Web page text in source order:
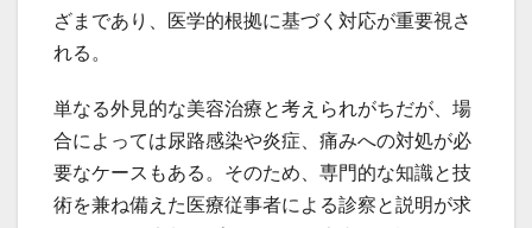
ざまであり、医学的根拠に基づく対応が重要視さ
れる。
単なる外見的な美容治療と考えられがちだが、場
合によっては尿路感染や炎症、痛みへの対処が必
要なケースもある。そのため、専門的な知識と技
術を兼ね備えた医療従事者による診察と説明が求